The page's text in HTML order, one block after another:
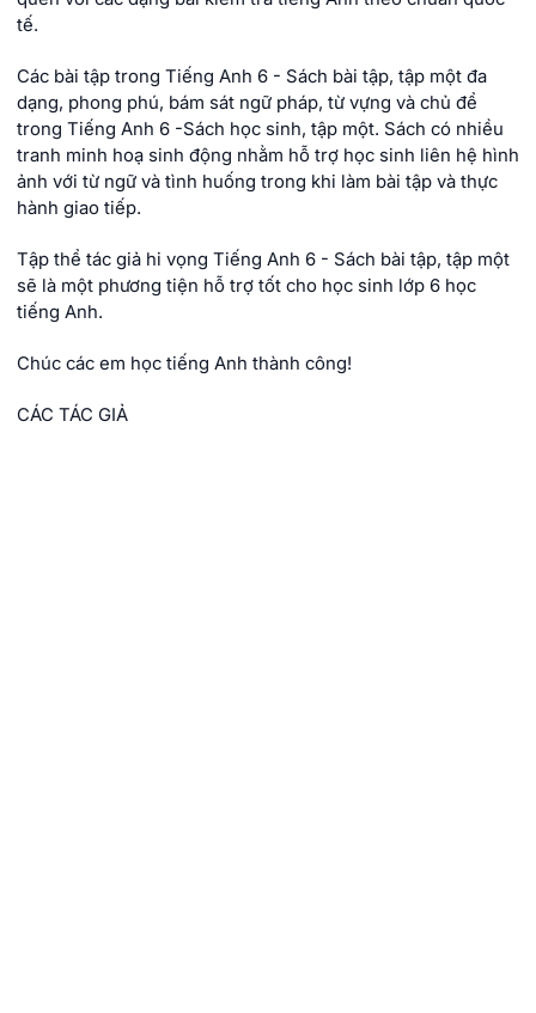
tế.
Các bài tập trong Tiếng Anh 6 - Sách bài tập, tập một đa
dạng, phong phú, bám sát ngữ pháp, từ vựng và chủ để
trong Tiếng Anh 6 -Sách học sinh, tập một. Sách có nhiều
tranh minh hoạ sinh động nhằm hỗ trợ học sinh liên hệ hình
ảnh với từ ngữ và tình huống trong khi làm bài tập và thực
hành giao tiếp.
Tập thể tác giả hi vọng Tiếng Anh 6 - Sách bài tập, tập một
sẽ là một phương tiện hỗ trợ tốt cho học sinh lớp 6 học
tiếng Anh.
Chúc các em học tiếng Anh thành công!
CÁC TÁC GIẢ